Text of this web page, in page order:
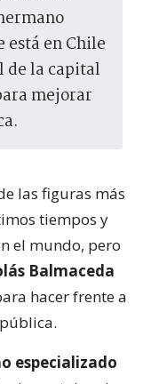
está en Chile
de la capital
mejorar
las figuras más
tiempos y
el mundo, pero
Balmaceda
hacer frente a
especializado